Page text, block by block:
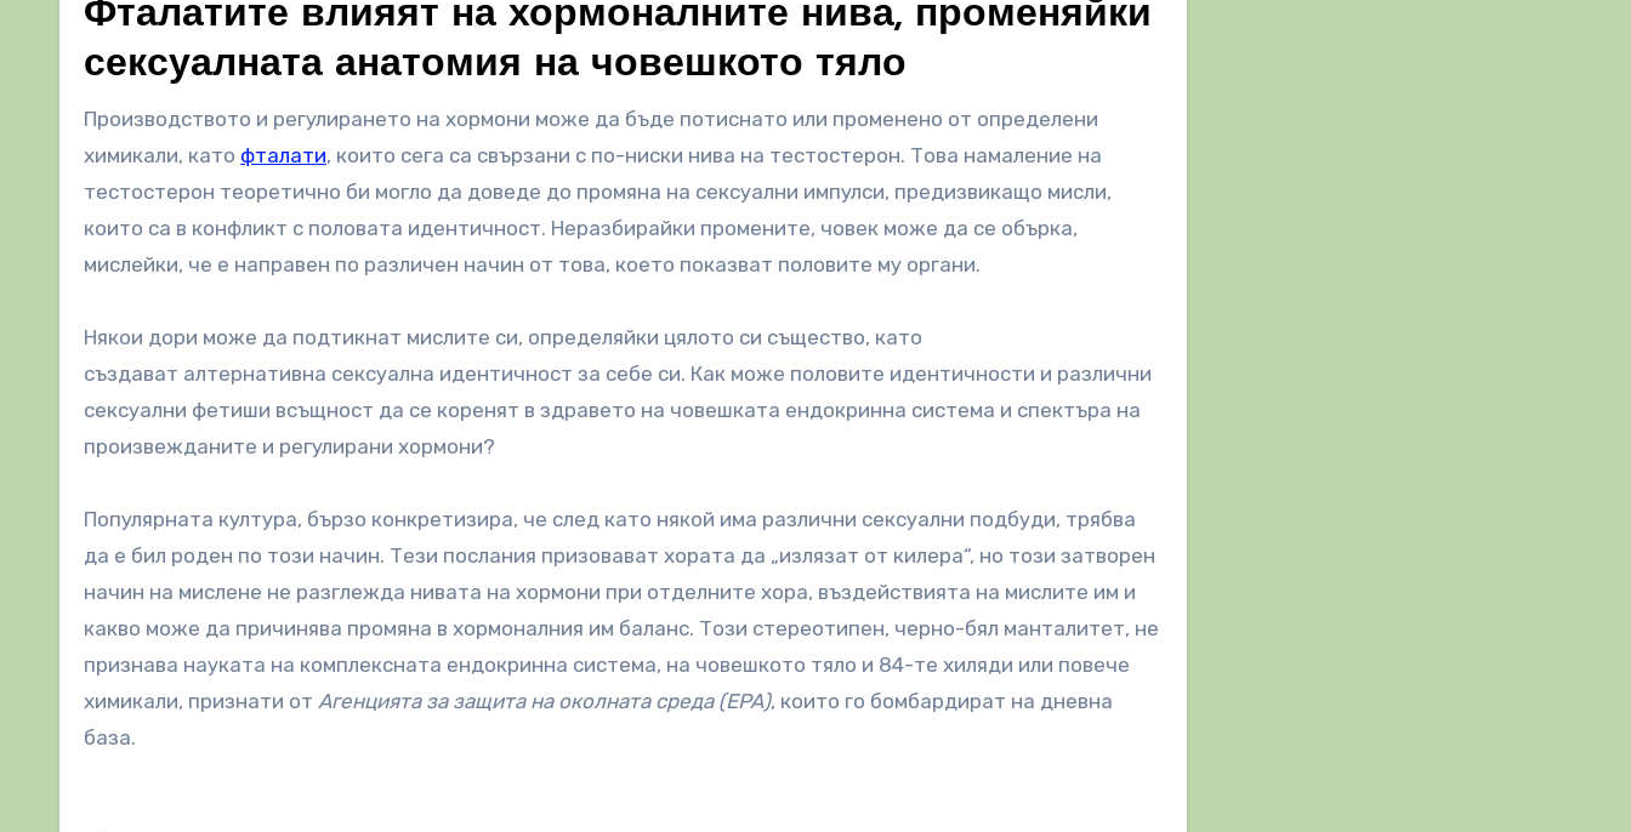
Фталатите влияят на хормоналните нива, променяйки
сексуалната анатомия на човешкото тяло
Производството и регулирането на хормони може да бъде потиснато или променено от определени
химикали, като фталати, които сега са свързани с по-ниски нива на тестостерон. Това намаление на
тестостерон теоретично би могло да доведе до промяна на сексуални импулси, предизвикащо мисли,
които са в конфликт с половата идентичност. Неразбирайки промените, човек може да се обърка,
мислейки, че е направен по различен начин от това, което показват половите му органи.
Някои дори може да подтикнат мислите си, определяйки цялото си същество, като
създават алтернативна сексуална идентичност за себе си. Как може половите идентичности и различни
сексуални фетиши всъщност да се коренят в здравето на човешката ендокринна система и спектъра на
произвежданите и регулирани хормони?
Популярната култура, бързо конкретизира, че след като някой има различни сексуални подбуди, трябва
да е бил роден по този начин. Тези послания призовават хората да „излязат от килера“, но този затворен
начин на мислене не разглежда нивата на хормони при отделните хора, въздействията на мислите им и
какво може да причинява промяна в хормоналния им баланс. Този стереотипен, черно-бял манталитет, не
признава науката на комплексната ендокринна система, на човешкото тяло и 84-те хиляди или повече
химикали, признати от Агенцията за защита на околната среда (EPA), които го бомбардират на дневна
база.